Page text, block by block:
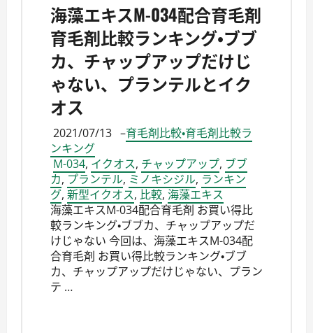
海藻エキスM-034配合育毛剤
育毛剤比較ランキング・ブブ
カ、チャップアップだけじ
ゃない、プランテルとイク
オス
2021/07/13 –育毛剤比較・育毛剤比較ラ
ンキング
M-034, イクオス, チャップアップ, ブブ
カ, プランテル, ミノキシジル, ランキン
グ, 新型イクオス, 比較, 海藻エキス
海藻エキスM-034配合育毛剤 お買い得比
較ランキング・ブブカ、チャップアップだ
けじゃない 今回は、海藻エキスM-034配
合育毛剤 お買い得比較ランキング・ブブ
カ、チャップアップだけじゃない、プラン
テ …